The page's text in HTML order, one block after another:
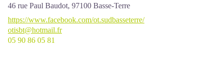
46 rue Paul Baudot, 97100 Basse-Terre
https://www.facebook.com/ot.sudbasseterre/
otisbt@hotmail.fr
05 90 86 05 81